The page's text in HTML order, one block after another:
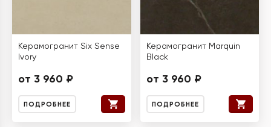
Керамогранит Six Sense
Ivory
от 3 960 ₽
ПОДРОБНЕЕ
Керамогранит Marquin
Black
от 3 960 ₽
ПОДРОБНЕЕ